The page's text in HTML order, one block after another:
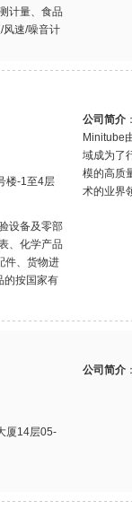
计量、食品
风速/噪音计
楼-1至4层
设备及零部
、化学产品
件、货物进
的按国家有
公司简介
Minitube
域成为了
模的高质
术的业界
厦14层05-
公司简介